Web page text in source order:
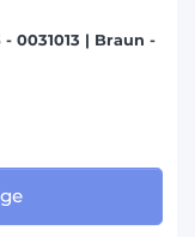
0031013 | Braun -